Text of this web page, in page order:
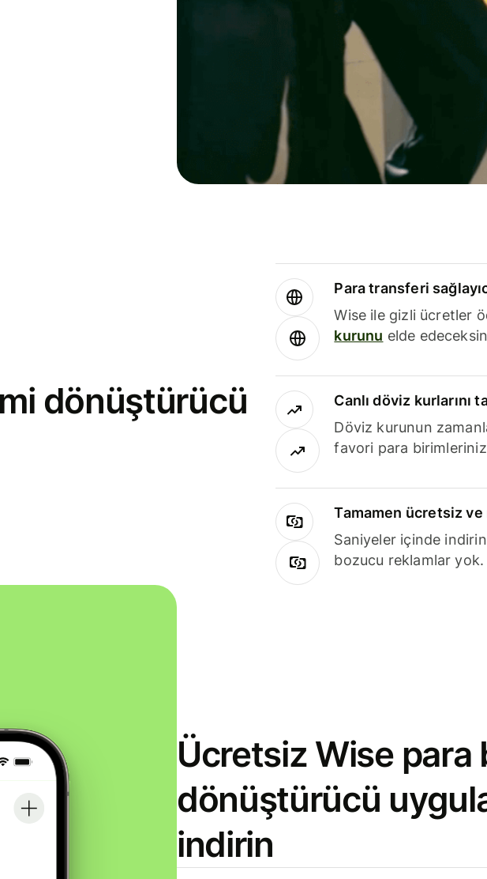
dönüştürücü
Para transferi
Wise ile gizli ücretler
kurunu elde
Canlı döviz kurlarını
Döviz kurunun
favori para
Tamamen ücretsiz ve
Saniyeler içinde
bozucu reklamlar yok.
Ücretsiz Wise para
dönüştürücü
indirin